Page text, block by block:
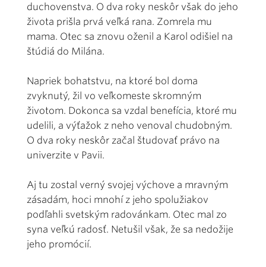
duchovenstva. O dva roky neskôr však do jeho
života prišla prvá veľká rana. Zomrela mu
mama. Otec sa znovu oženil a Karol odišiel na
štúdiá do Milána.
Napriek bohatstvu, na ktoré bol doma
zvyknutý, žil vo veľkomeste skromným
životom. Dokonca sa vzdal benefícia, ktoré mu
udelili, a výťažok z neho venoval chudobným.
O dva roky neskôr začal študovať právo na
univerzite v Pavii.
Aj tu zostal verný svojej výchove a mravným
zásadám, hoci mnohí z jeho spolužiakov
podľahli svetským radovánkam. Otec mal zo
syna veľkú radosť. Netušil však, že sa nedožije
jeho promócií.